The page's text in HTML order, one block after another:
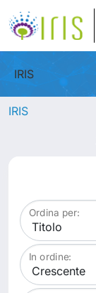
IRIS
IRIS
Ordina per:
In ordine: